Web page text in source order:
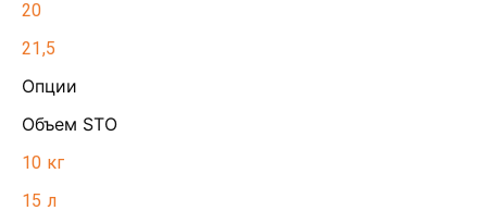
20
21,5
Опции
Объем STO
10 кг
15 л